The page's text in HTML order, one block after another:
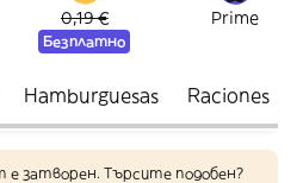
0,19 €
Безплатно
Prime
Hamburguesas Raciones
е затворен. Търсите подобен?